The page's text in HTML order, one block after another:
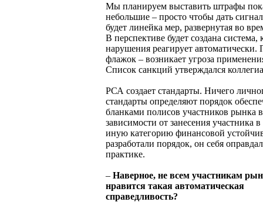
Мы планируем выставить штрафы
небольшие – просто чтобы дать
будет линейка мер, развернутая во
В перспективе будет создана система,
нарушения реагирует автоматически.
флажок – возникает угроза
Список санкций утверждался
РСА создает стандарты. Ничего
стандарты определяют порядок
бланками полисов участников рынка в
зависимости от занесения участника
иную категорию финансовой
разработали порядок, он себя
практике.
– Наверное, не всем участникам
нравится такая автоматическая
справедливость?